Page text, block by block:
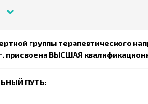
группы терапевтического
присвоена ВЫСШАЯ
ПУТЬ: